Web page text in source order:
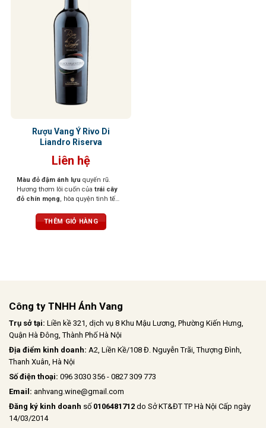
Rượu Vang Ý Rivo Di
Liandro Riserva
Liên hệ
Màu đỏ đậm ánh lựu quyến rũ.
Hương thơm lôi cuốn của trái cây
đỏ chín mọng, hòa quyện tinh tế
gỗ nướng nhẹ. Hậu vị êm ái, cổ
điển với
dịu dàng.
THÊM GIỎ HÀNG
Công ty TNHH Ánh Vang
Trụ sở tại: Liền kề 321, dịch vụ 8 Khu Mậu Lương, Phường Kiến Hưng,
Quận Hà Đông, Thành Phố Hà Nội
Địa điểm kinh doanh: A2, Liền Kề/108 Đ. Nguyễn Trãi, Thượng Đình,
Thanh Xuân, Hà Nội
Số điện thoại: 096 3030 356 - 0827 309 773
Email: anhvang.wine@gmail.com
Đăng ký kinh doanh số 0106481712 do Sở KT&ĐT TP Hà Nội Cấp ngày
14/03/2014